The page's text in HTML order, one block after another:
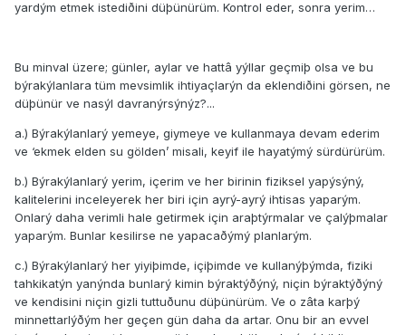
yardým etmek istediðini düþünürüm. Kontrol eder, sonra yerim…
Bu minval üzere; günler, aylar ve hattâ yýllar geçmiþ olsa ve bu
býrakýlanlara tüm mevsimlik ihtiyaçlarýn da eklendiðini görsen, ne
düþünür ve nasýl davranýrsýnýz?...
a.) Býrakýlanlarý yemeye, giymeye ve kullanmaya devam ederim
ve ‘ekmek elden su gölden’ misali, keyif ile hayatýmý sürdürürüm.
b.) Býrakýlanlarý yerim, içerim ve her birinin fiziksel yapýsýný,
kalitelerini inceleyerek her biri için ayrý-ayrý ihtisas yaparým.
Onlarý daha verimli hale getirmek için araþtýrmalar ve çalýþmalar
yaparým. Bunlar kesilirse ne yapacaðýmý planlarým.
c.) Býrakýlanlarý her yiyiþimde, içiþimde ve kullanýþýmda, fiziki
tahkikatýn yanýnda bunlarý kimin býraktýðýný, niçin býraktýðýný
ve kendisini niçin gizli tuttuðunu düþünürüm. Ve o zâta karþý
minnettarlýðým her geçen gün daha da artar. Onu bir an evvel